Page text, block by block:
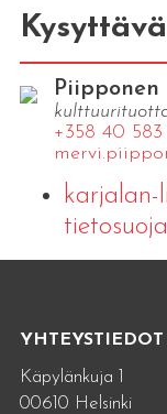
Piipponen
+358 40 583
YHTEYSTIEDOT
Käpylänkuja 1
00610 Helsinki